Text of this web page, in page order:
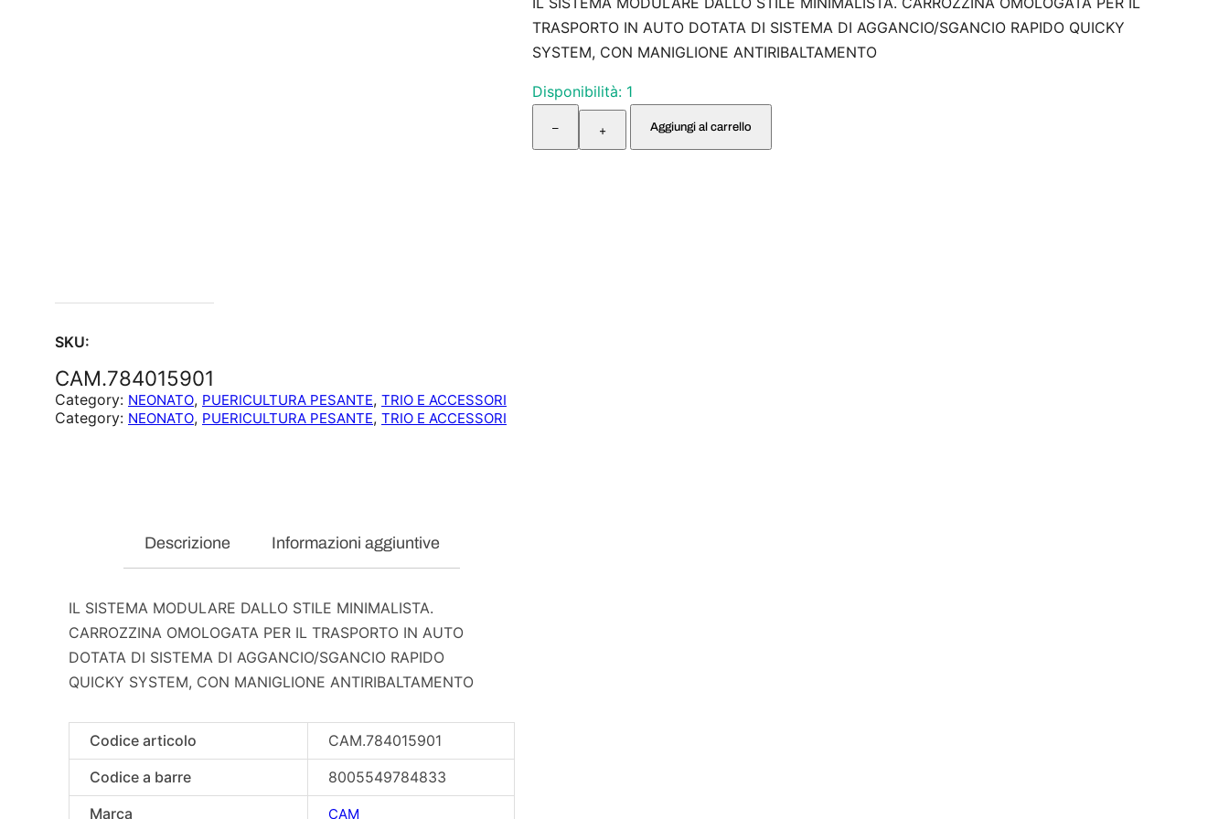
TRASPORTO IN AUTO DOTATA DI SISTEMA DI AGGANCIO/SGANCIO RAPIDO QUICKY
SYSTEM, CON MANIGLIONE ANTIRIBALTAMENTO
Disponibilità: 1
–
C
M
+ Aggiungi al carrello
SKU:
CAM.784015901
Category: NEONATO, PUERICULTURA PESANTE, TRIO E ACCESSORI
Category: NEONATO, PUERICULTURA PESANTE, TRIO E ACCESSORI
Descrizione Informazioni aggiuntive
IL SISTEMA MODULARE DALLO STILE MINIMALISTA.
CARROZZINA OMOLOGATA PER IL TRASPORTO IN AUTO
DOTATA DI SISTEMA DI AGGANCIO/SGANCIO RAPIDO
QUICKY SYSTEM, CON MANIGLIONE ANTIRIBALTAMENTO
Codice articolo
CAM.784015901
Codice a barre
8005549784833
Marca
CAM